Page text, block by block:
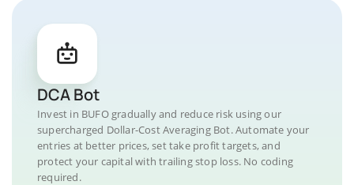
DCA Bot
Invest in BUFO gradually and reduce risk using our
supercharged Dollar-Cost Averaging Bot. Automate your
entries at better prices, set take profit targets, and
protect your capital with trailing stop loss. No coding
required.